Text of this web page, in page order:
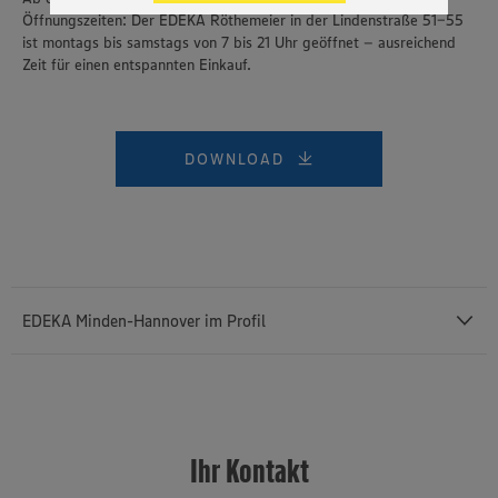
genannten Dienste Ihre Daten verarbeiten. Weitere
Informationen zur Nutzung der Dienste finden Sie in
unseren Datenschutzhinweisen sowie in unserer Cookie
Policy unter den Stichworten „YouTube” und „Vimeo”.
Öffnungszeiten: Der EDEKA Röthemeier in der Lindenstraße 51-55
ist montags bis samstags von 7 bis 21 Uhr geöffnet – ausreichend
Zeit für einen entspannten Einkauf.
DOWNLOAD
EDEKA Minden-Hannover im Profil
selbstständigen Einzelhandels und etwa 3.140 Auszubildenden) ist
EDEKA Minden-Hannoverdie umsatzstärkste von insgesamt
Ihr Kontakt